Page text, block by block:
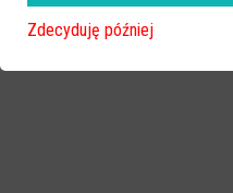
Zdecyduję później